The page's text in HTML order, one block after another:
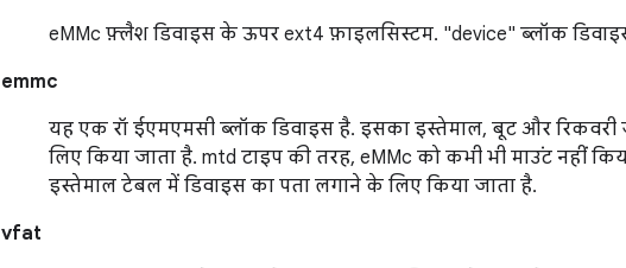
eMMc फ़्लैश डिवाइस के ऊपर ext4 फ़ाइलसिस्टम. "device" ब्लॉक डिवाइस
emmc
यह एक रॉ ईएमएमसी ब्लॉक डिवाइस है. इसका इस्तेमाल, बूट और
लिए किया जाता है. mtd टाइप की तरह, eMMc को कभी भी माउंट नहीं
इस्तेमाल टेबल में डिवाइस का पता लगाने के लिए किया जाता है.
vfat